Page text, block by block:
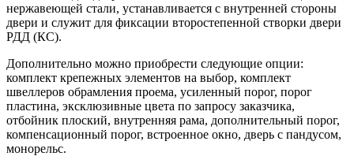
нержавеющей стали, устанавливается с внутренней стороны
двери и служит для фиксации второстепенной створки двери
РДД (КС).
Дополнительно можно приобрести следующие опции:
комплект крепежных элементов на выбор, комплект
швеллеров обрамления проема, усиленный порог, порог
пластина, эксклюзивные цвета по запросу заказчика,
отбойник плоский, внутренняя рама, дополнительный порог,
компенсационный порог, встроенное окно, дверь с пандусом,
монорельс.